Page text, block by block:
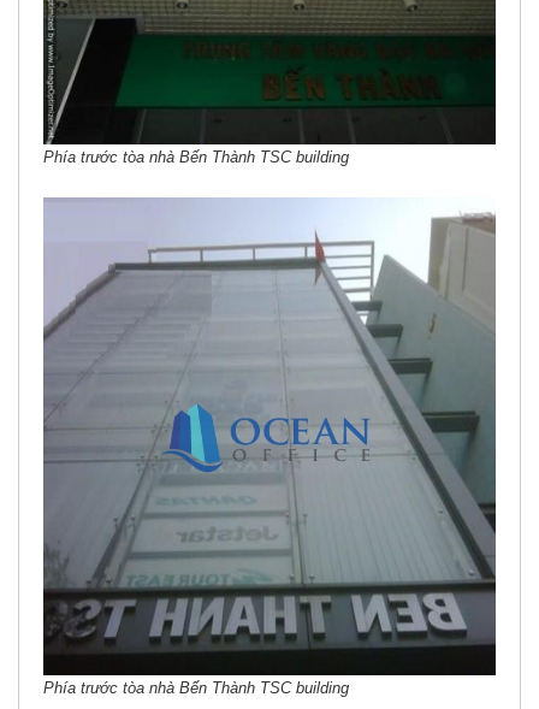
Phía trước tòa nhà Bến Thành TSC building
Phía trước tòa nhà Bến Thành TSC building